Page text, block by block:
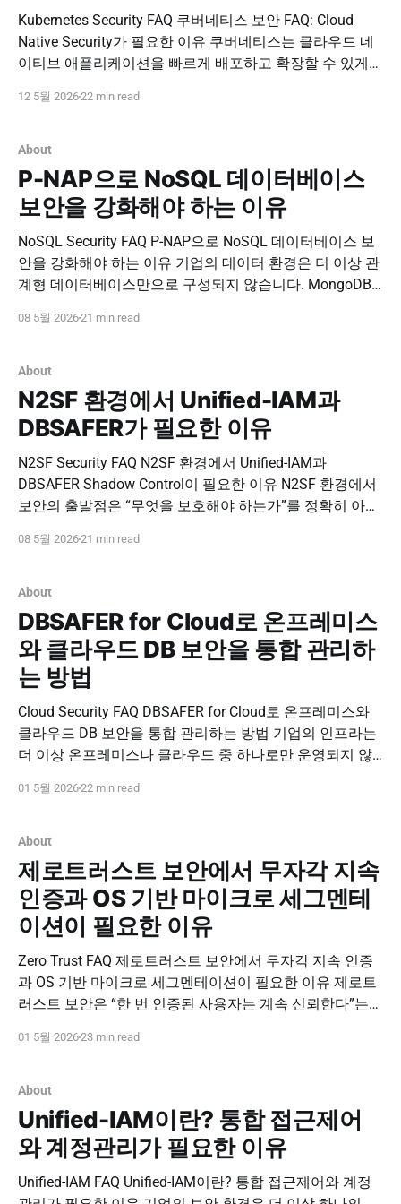
Kubernetes Security FAQ 쿠버네티스 보안 FAQ: Cloud
Native Security가 필요한 이유 쿠버네티스는 클라우드 네
이티브 애플리케이션을 빠르게 배포하고 확장할 수 있게
잡한 관리 대상을 만듭니다. 컨테이너, 파드, 노드, 서비스
경로가 동적으로 생성되고 변경되기 때문입니다. 따라서
쿠버네티스
12 5월 202622 min read
About
P-NAP으로 NoSQL 데이터베이스
보안을 강화해야 하는 이유
NoSQL Security FAQ P-NAP으로 NoSQL 데이터베이스 보
안을 강화해야 하는 이유 기업의 데이터 환경은 더 이상 관
계형 데이터베이스만으로 구성되지 않습니다. MongoDB,
구조, 클라우드 네이티브 서비스와의 연계성 때문에 다양
장소가 다양해질수록 보안 사각지대도 함께 늘어납니다.
기존의 관계형
08 5월 202621 min read
About
N2SF 환경에서 Unified-IAM과
DBSAFER가 필요한 이유
N2SF Security FAQ N2SF 환경에서 Unified-IAM과
DBSAFER Shadow Control이 필요한 이유 N2SF 환경에서
보안의 출발점은 “무엇을 보호해야 하는가”를 정확히 아는
시로 생성된 계정과 서버, 부서별로 흩어진 클라우드 자산
08 5월 202621 min read
About
DBSAFER for Cloud로 온프레미스
와 클라우드 DB 보안을 통합 관리하
는 방법
Cloud Security FAQ DBSAFER for Cloud로 온프레미스와
클라우드 DB 보안을 통합 관리하는 방법 기업의 인프라는
더 이상 온프레미스나 클라우드 중 하나로만 운영되지 않
우드, 클라우드 DB, 관리 콘솔, 운영자 계정이 함께 존재하
운영 방식입니다. 온프레미스 DB와 클라우드 DB, 클라우
드
01 5월 202622 min read
About
제로트러스트 보안에서 무자각 지속
인증과 OS 기반 마이크로 세그멘테
이션이 필요한 이유
Zero Trust FAQ 제로트러스트 보안에서 무자각 지속 인증
과 OS 기반 마이크로 세그멘테이션이 필요한 이유 제로트
러스트 보안은 “한 번 인증된 사용자는 계속 신뢰한다”는
그인한 이후에도 실제 사용자가 맞는지, 세션이 안전한지,
01 5월 202623 min read
About
Unified-IAM이란? 통합 접근제어
와 계정관리가 필요한 이유
Unified-IAM FAQ Unified-IAM이란? 통합 접근제어와 계정